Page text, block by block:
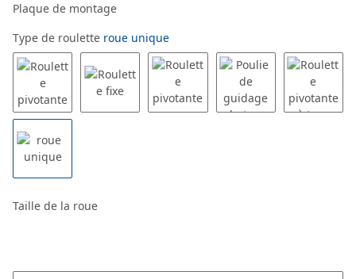
Plaque de montage
Type de roulette roue unique
Taille de la roue